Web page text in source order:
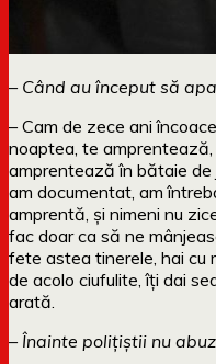
– Când au început să
– Cam de zece ani
noaptea, te
amprentează în bătaie de
am documentat, am
amprentă, și nimeni nu
fac doar ca să ne
fete astea tinerele, hai cu
de acolo ciufulite, îți dai
arată.
– Înainte polițiștii nu